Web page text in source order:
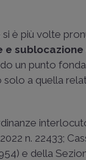
è più volte
un punto
a quella
n. 22433;
) e della